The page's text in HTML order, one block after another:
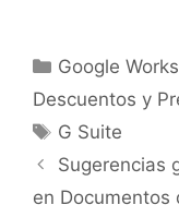
Categorías
Google
Descuentos y
Etiquetas
G Suite
Sugerencias
en Documentos